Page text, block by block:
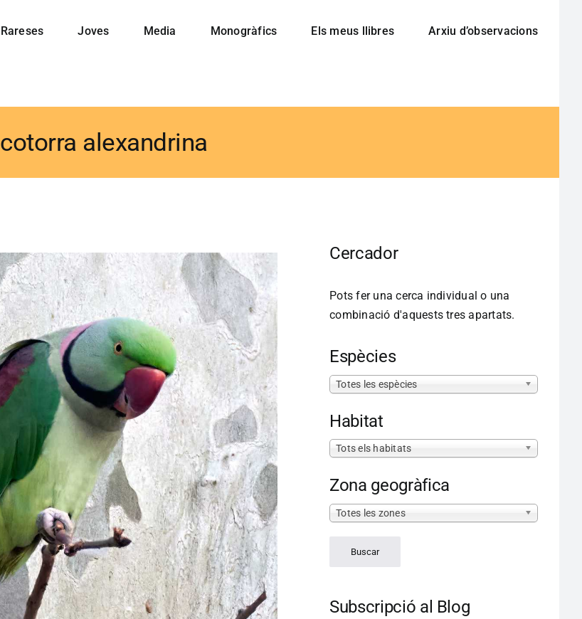
Rareses Joves Media Monogràfics Els meus llibres Arxiu d’observacions
cotorra alexandrina
Cercador
Pots fer una cerca individual o una
combinació d'aquests tres apartats.
Espècies
Totes les espècies
Habitat
Tots els habitats
Zona geogràfica
Totes les zones
Subscripció al Blog